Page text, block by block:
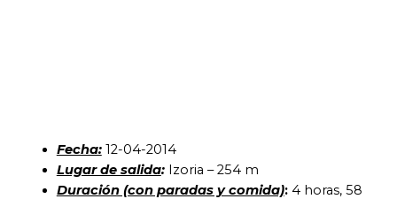
Fecha: 12-04-2014
Lugar de salida:Izoria – 254 m
Duración (con paradas y comida):4 horas, 58